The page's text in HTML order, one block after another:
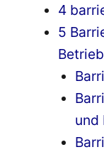
4
5
und